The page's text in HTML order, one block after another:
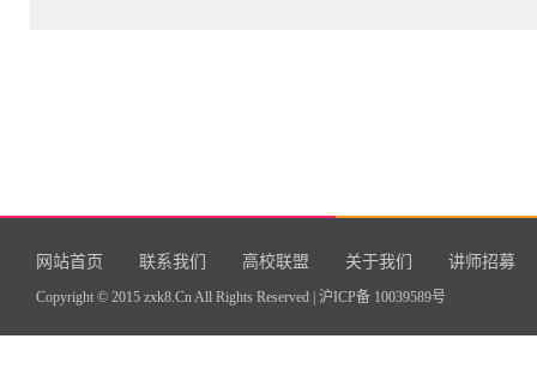
网站首页 联系我们 高校联盟 关于我们 讲师招募
Copyright © 2015 zxk8.Cn All Rights Reserved | 沪ICP备 10039589号